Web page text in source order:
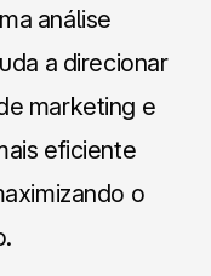
análise
a direcionar
marketing e
eficiente
o